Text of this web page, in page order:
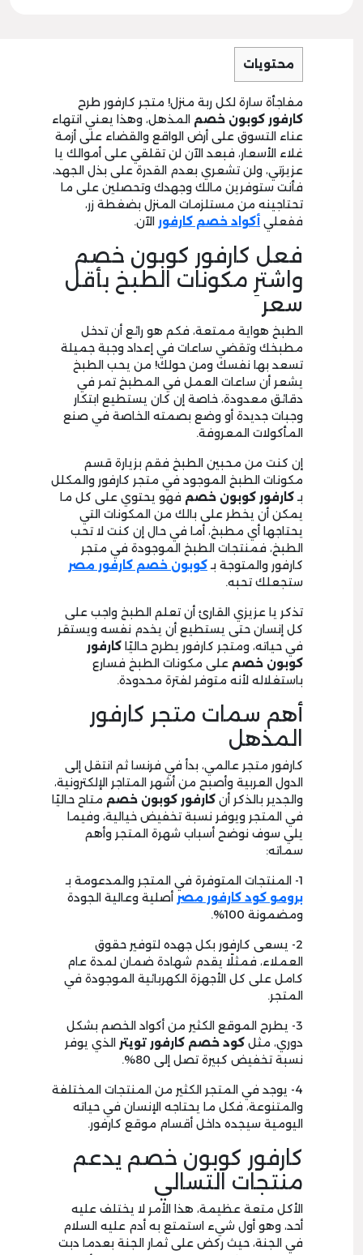
محتويات
مفاجأة سارة لكل ربة منزل! متجر كارفور طرح
كارفور كوبون خصم المذهل، وهذا يعني انتهاء
عناء التسوق على أرض الواقع والقضاء على أزمة
غلاء الأسعار، فبعد الآن لن تقلقي على أموالك يا
عزيزتي، ولن تشعري بعدم القدرة على بذل الجهد،
فأنت ستوفرين مالك وجهدك وتحصلين على ما
تحتاجينه من مستلزمات المنزل بضغطة زر،
ففعلي أكواد خصم كارفور الآن.
فعل كارفور كوبون خصم
واشترِ مكونات الطبخ بأقل
سعر
الطبخ هواية ممتعة، فكم هو رائع أن تدخل
مطبخك وتقضي ساعات في إعداد وجبة جميلة
تسعد بها نفسك ومن حولك! من يحب الطبخ
يشعر أن ساعات العمل في المطبخ تمر في
دقائق معدودة، خاصة إن كان يستطيع ابتكار
وجبات جديدة أو وضع بصمته الخاصة في صنع
المأكولات المعروفة.
إن كنت من محبين الطبخ فقم بزيارة قسم
مكونات الطبخ الموجود في متجر كارفور والمكلل
بـكارفور كوبون خصم فهو يحتوي على كل ما
يمكن أن يخطر على بالك من المكونات التي
يحتاجها أي مطبخ، أما في حال إن كنت لا تحب
الطبخ، فمنتجات الطبخ الموجودة في متجر
كارفور والمتوجة بـكوبون خصم كارفور مصر
ستجعلك تحبه.
تذكر يا عزيزي القارئ أن تعلم الطبخ واجب على
كل إنسان حتى يستطيع أن يخدم نفسه ويستقر
في حياته، ومتجر كارفور يطرح حاليًا كارفور
كوبون خصم على مكونات الطبخ فسارع
باستغلاله لأنه متوفر لفترة محدودة.
أهم سمات متجر كارفور
المذهل
كارفور متجر عالمي، بدأ في فرنسا ثم انتقل إلى
الدول العربية وأصبح من أشهر المتاجر الإلكترونية،
والجدير بالذكر أن كارفور كوبون خصم متاح حاليًا
في المتجر ويوفر نسبة تخفيض خيالية، وفيما
يلي سوف نوضح أسباب شهرة المتجر وأهم
سماته:
1- المنتجات المتوفرة في المتجر والمدعومة بـ
برومو كود كارفور مصر أصلية وعالية الجودة
ومضمونة 100%.
2- يسعى كارفور بكل جهده لتوفير حقوق
العملاء، فمثلًا يقدم شهادة ضمان لمدة عام
كامل على كل الأجهزة الكهربائية الموجودة في
المتجر.
3- يطرح الموقع الكثير من أكواد الخصم بشكل
دوري، مثل كود خصم كارفور تويتر الذي يوفر
نسبة تخفيض كبيرة تصل إلى 80%.
4- يوجد في المتجر الكثير من المنتجات المختلفة
والمتنوعة، فكل ما يحتاجه الإنسان في حياته
اليومية سيجده داخل أقسام موقع كارفور.
كارفور كوبون خصم يدعم
منتجات التسالي
الأكل متعة عظيمة، هذا الأمر لا يختلف عليه
أحد، وهو أول شيء استمتع به أدم عليه السلام
في الجنة، حيث ركض على ثمار الجنة بعدما دبت